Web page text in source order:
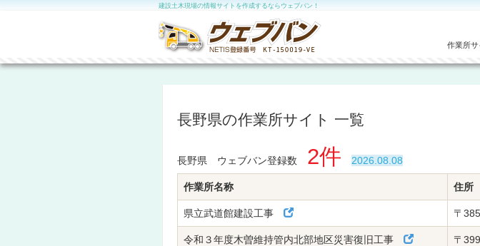
建設土木現場の情報サイトを作成するならウェブバン！
作業所
長野県の作業所サイト 一覧
長野県 ウェブバン登録数 2件 2026.08.08
作業所名称 住所
県立武道館建設工事 〒
令和３年度木曽維持管内北部地区災害復旧工事 〒